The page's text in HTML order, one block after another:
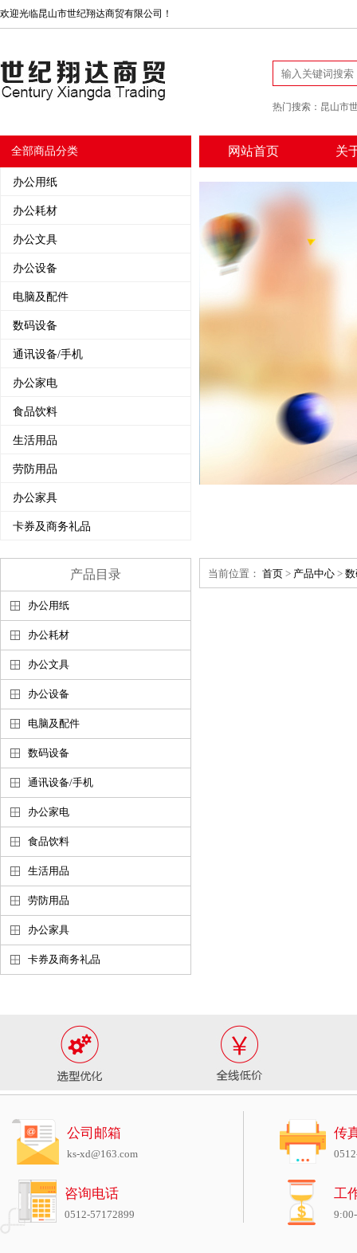
欢迎光临昆山市世纪翔达商贸有限公司！
热门搜索： 昆山市
全部商品分类
办公用纸
办公耗材
办公文具
办公设备
电脑及配件
数码设备
通讯设备/手机
办公家电
食品饮料
生活用品
劳防用品
办公家具
卡券及商务礼品
网站首页 关
产品目录
办公用纸
办公耗材
办公文具
办公设备
电脑及配件
数码设备
通讯设备/手机
办公家电
食品饮料
生活用品
劳防用品
办公家具
卡券及商务礼品
当前位置： 首页 > 产品中心 >
公司邮箱
ks-xd@163.com
咨询电话
0512-57172899
传
工